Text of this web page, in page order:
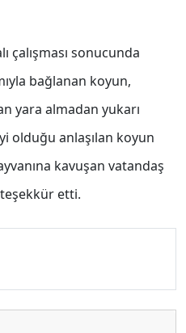
çalışması sonucunda
bağlanan koyun,
yara almadan yukarı
olduğu anlaşılan koyun
kavuşan vatandaş
etti.